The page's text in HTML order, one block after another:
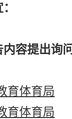
容提出询
育体育局
育体育局